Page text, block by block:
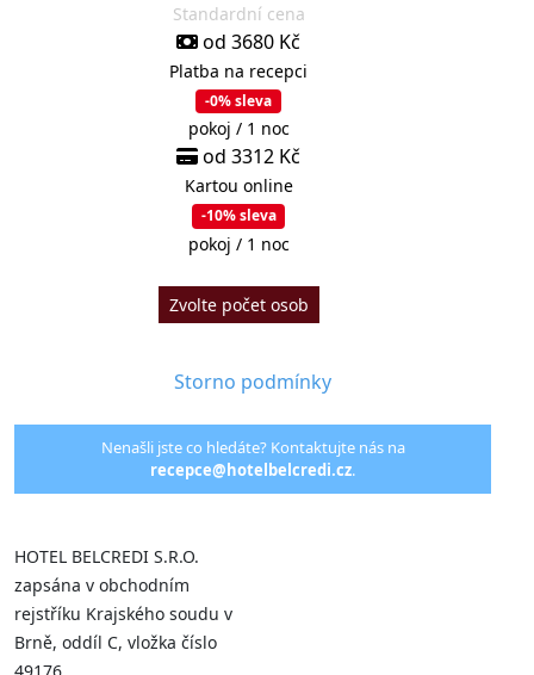
Standardní cena
od 3680 Kč
Platba na recepci
-0% sleva
pokoj / 1 noc
od 3312 Kč
Kartou online
-10% sleva
pokoj / 1 noc
Zvolte počet osob
Storno podmínky
Nenašli jste co hledáte? Kontaktujte nás na
recepce@hotelbelcredi.cz.
HOTEL BELCREDI S.R.O.
zapsána v obchodním
rejstříku Krajského soudu v
Brně, oddíl C, vložka číslo
49176